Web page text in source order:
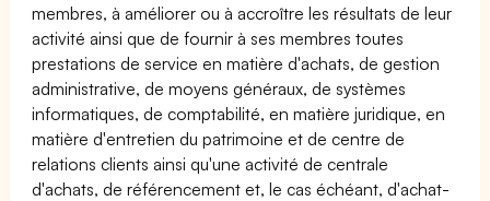
membres, à améliorer ou à accroître les résultats de leur
activité ainsi que de fournir à ses membres toutes
prestations de service en matière d'achats, de gestion
administrative, de moyens généraux, de systèmes
informatiques, de comptabilité, en matière juridique, en
matière d'entretien du patrimoine et de centre de
relations clients ainsi qu'une activité de centrale
d'achats, de référencement et, le cas échéant, d'achat-